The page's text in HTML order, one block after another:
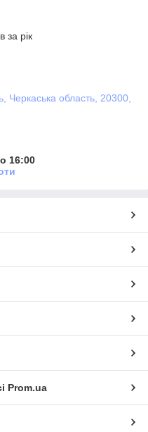
за рік
Черкаська область, 20300,
16:00
Prom.ua